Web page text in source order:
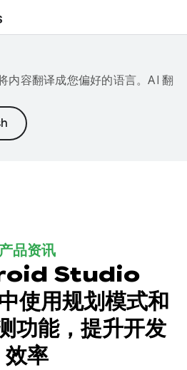
内容翻译成您偏好的语言。AI 翻
品资讯
Studio
用规划模式和
功能，提升开发
效率